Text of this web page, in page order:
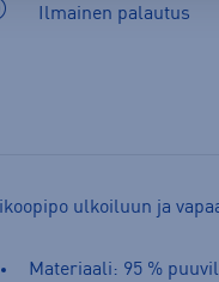
Ilmainen palautus
ulkoiluun ja
Materiaali: 95 %